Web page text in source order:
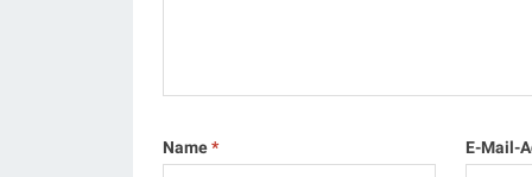
Name* E-Mail-